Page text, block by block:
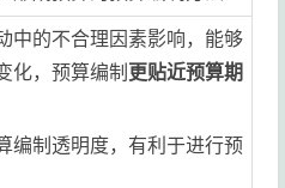
中的不合理因素影响，能够
化，预算编制 更贴近预算期
编制透明度，有利于进行预